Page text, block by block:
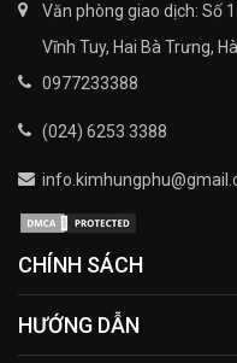
Văn phòng giao dịch: Số
Vĩnh Tuy, Hai Bà Trưng, Hà
0977233388
(024) 6253 3388
CHÍNH SÁCH
HƯỚNG DẪN